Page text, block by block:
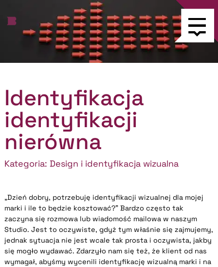
Identyfikacja
identyfikacji
nierówna
Kategoria: Design i identyfikacja wizualna
„Dzień dobry, potrzebuję identyfikacji wizualnej dla mojej
marki i ile to będzie kosztować?” Bardzo często tak
zaczyna się rozmowa lub wiadomość mailowa w naszym
Studio. Jest to oczywiste, gdyż tym właśnie się zajmujemy,
jednak sytuacja nie jest wcale tak prosta i oczywista, jakby
się mogło wydawać. Zdarzyło nam się też, że klient od nas
wymagał, abyśmy wycenili identyfikację wizualną marki i na